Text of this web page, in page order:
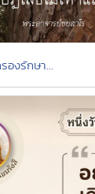
องรักษา...